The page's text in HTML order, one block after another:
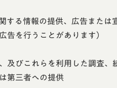
る情報の提供、広告また
を行うことがあります）
及びこれらを利用した調査、
第三者への提供